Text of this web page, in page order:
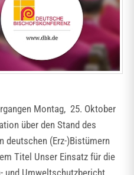
Montag, 25. Oktober
über den Stand des
deutschen (Erz-)Bistümern
Titel Unser Einsatz für die
und Umweltschutzbericht